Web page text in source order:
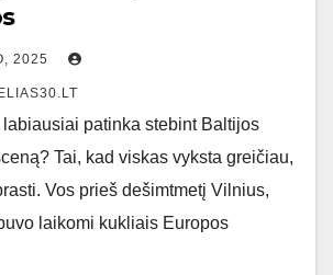
2025
patinka stebint Baltijos
Tai, kad viskas vyksta greičiau,
Vos prieš dešimtmetį Vilnius,
laikomi kukliais Europos